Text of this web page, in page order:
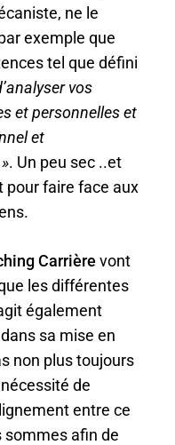
ne le
exemple que
tel que défini
vos
et personnelles et
et
. Un peu sec ..et
pour faire face aux
Carrière vont
les différentes
également
sa mise en
non plus toujours
de
entre ce
sommes afin de